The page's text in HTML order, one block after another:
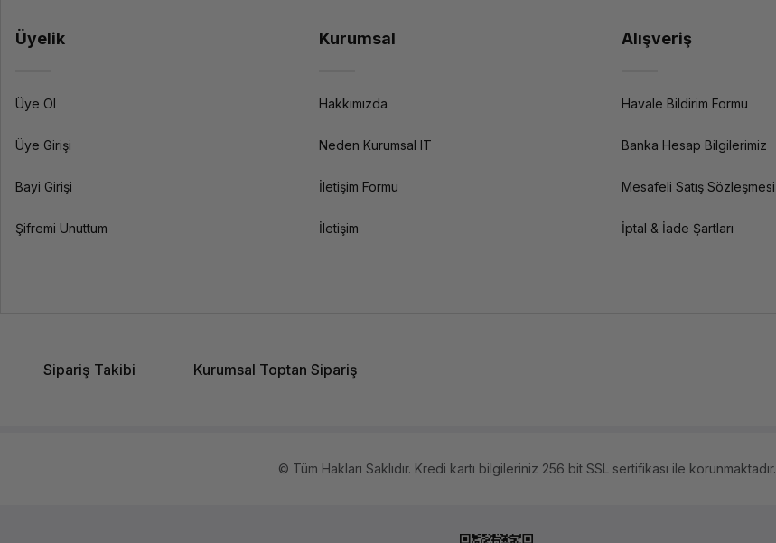
Üyelik
Üye Ol
Üye Girişi
Bayi Girişi
Şifremi Unuttum
Kurumsal
Hakkımızda
Neden Kurumsal IT
İletişim Formu
İletişim
Alışveriş
Havale Bildirim Formu
Banka Hesap Bilgilerimiz
Mesafeli Satış Sözleşmesi
İptal & İade Şartları
Sipariş Takibi Kurumsal Toptan Sipariş
© Tüm Hakları Saklıdır. Kredi kartı bilgileriniz 256 bit SSL sertifikası ile korunmaktadır.